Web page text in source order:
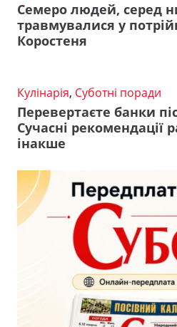
Семеро людей, серед
травмувалися у
Коростеня
Кулінарія, Суботні поради
Перевертаєте банки
Сучасні рекомендації
інакше